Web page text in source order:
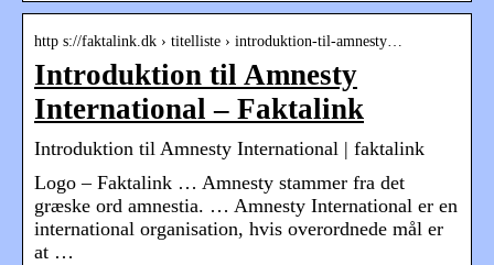
http s://faktalink.dk › titelliste › introduktion-til-amnesty…
Introduktion til Amnesty
International – Faktalink
Introduktion til Amnesty International | faktalink
Logo – Faktalink … Amnesty stammer fra det
græske ord amnestia. … Amnesty International er en
international organisation, hvis overordnede mål er
at …